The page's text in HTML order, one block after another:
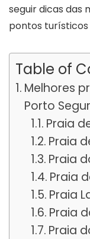
seguir dicas das
pontos
Table of
Melhores
Porto
Praia
Praia
Praia
Praia
Praia
Praia
Praia